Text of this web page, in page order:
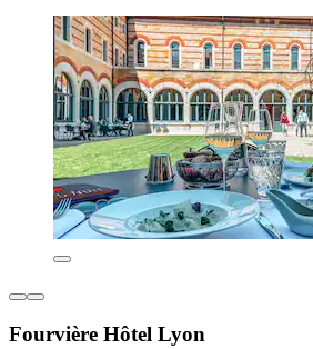
Fourvière Hôtel Lyon